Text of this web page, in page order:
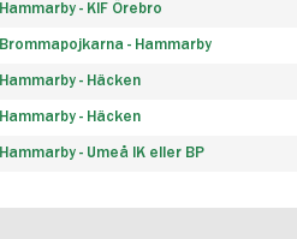
Hammarby - KIF Örebro
Brommapojkarna - Hammarby
Hammarby - Häcken
Hammarby - Häcken
Hammarby - Umeå IK eller BP